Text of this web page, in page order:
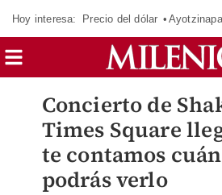
Hoy interesa: Precio del dólar Ayotzinapa
Concierto de
Times Square
te contamos
podrás verlo